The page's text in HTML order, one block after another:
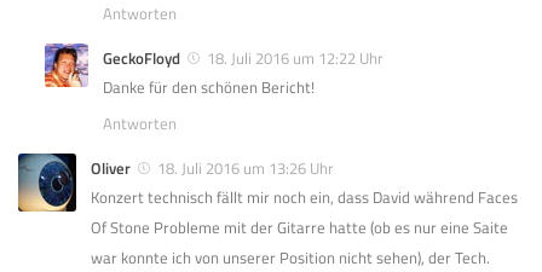
Antworten
GeckoFloyd
18. Juli 2016 um 12:22 Uhr
Danke für den schönen Bericht!
Antworten
Oliver
18. Juli 2016 um 13:26 Uhr
Konzert technisch fällt mir noch ein, dass David während Faces
Of Stone Probleme mit der Gitarre hatte (ob es nur eine Saite
war konnte ich von unserer Position nicht sehen), der Tech.